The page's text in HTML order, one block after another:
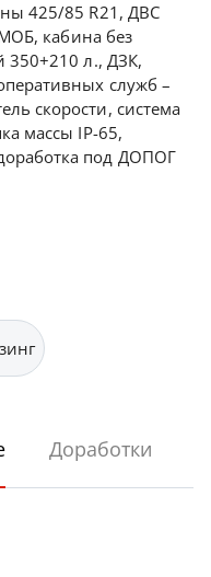
425/85 R21, ДВС
кабина без
350+210 л., ДЗК,
служб –
скорости, система
массы IP-65,
под ДОПОГ
Доработки